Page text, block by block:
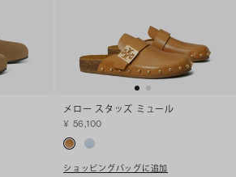
メロー スタッズ ミュール
¥ 56,100
ショッピングバッグに追加